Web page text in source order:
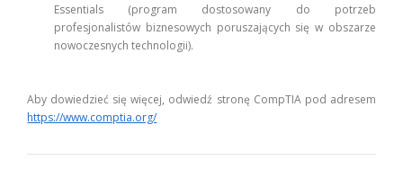
Essentials (program dostosowany do potrzeb
profesjonalistów biznesowych poruszających się w obszarze
nowoczesnych technologii).
Aby dowiedzieć się więcej, odwiedź stronę CompTIA pod adresem
https://www.comptia.org/